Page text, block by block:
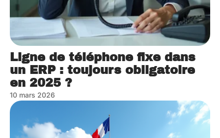
Ligne de téléphone fixe dans
un ERP : toujours obligatoire
en 2025 ?
10 mars 2026